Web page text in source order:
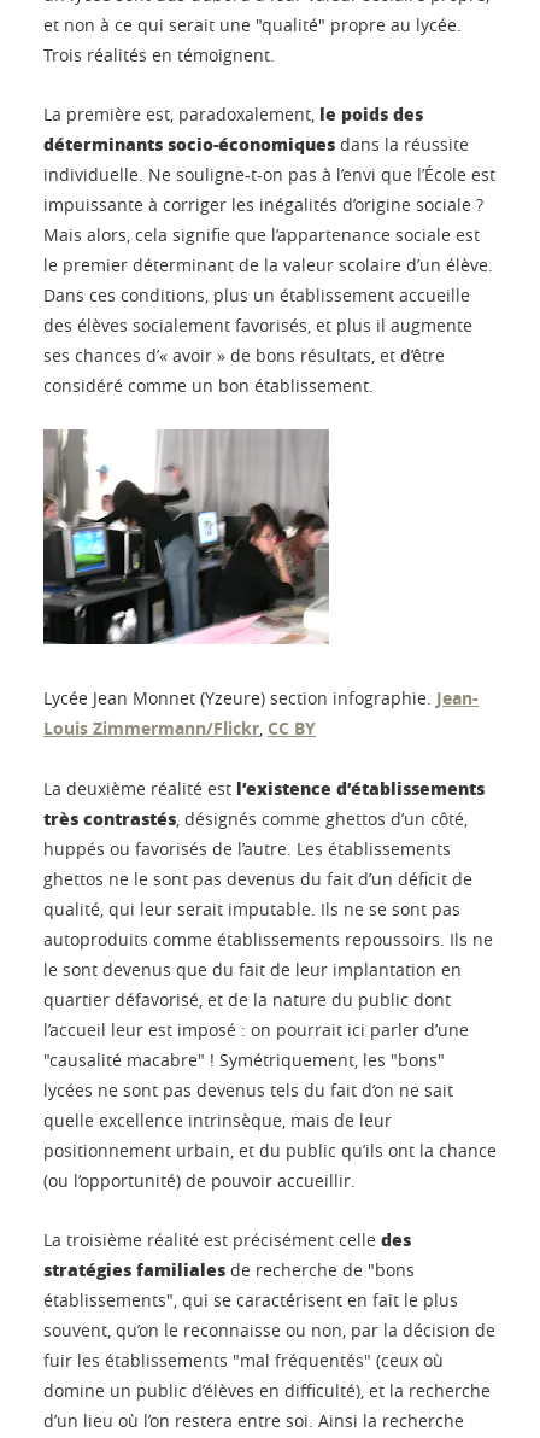
et non à ce qui serait une "qualité" propre au lycée.
Trois réalités en témoignent.
La première est, paradoxalement, le poids des
déterminants socio-économiques dans la réussite
individuelle. Ne souligne-t-on pas à l’envi que l’École est
impuissante à corriger les inégalités d’origine sociale ?
Mais alors, cela signifie que l’appartenance sociale est
le premier déterminant de la valeur scolaire d’un élève.
Dans ces conditions, plus un établissement accueille
des élèves socialement favorisés, et plus il augmente
ses chances d’« avoir » de bons résultats, et d’être
considéré comme un bon établissement.
Lycée Jean Monnet (Yzeure) section infographie. Jean-
Louis Zimmermann/Flickr, CC BY
La deuxième réalité est l’existence d’établissements
très contrastés, désignés comme ghettos d’un côté,
huppés ou favorisés de l’autre. Les établissements
ghettos ne le sont pas devenus du fait d’un déficit de
qualité, qui leur serait imputable. Ils ne se sont pas
autoproduits comme établissements repoussoirs. Ils ne
le sont devenus que du fait de leur implantation en
quartier défavorisé, et de la nature du public dont
l’accueil leur est imposé : on pourrait ici parler d’une
"causalité macabre" ! Symétriquement, les "bons"
lycées ne sont pas devenus tels du fait d’on ne sait
quelle excellence intrinsèque, mais de leur
positionnement urbain, et du public qu’ils ont la chance
(ou l’opportunité) de pouvoir accueillir.
La troisième réalité est précisément celle des
stratégies familiales de recherche de "bons
établissements", qui se caractérisent en fait le plus
souvent, qu’on le reconnaisse ou non, par la décision de
fuir les établissements "mal fréquentés" (ceux où
domine un public d’élèves en difficulté), et la recherche
d’un lieu où l’on restera entre soi. Ainsi la recherche